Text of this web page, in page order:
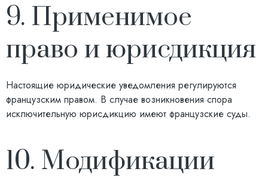
9. Применимое
право и юрисдикция
Настоящие юридические уведомления регулируются
французским правом. В случае возникновения спора
исключительную юрисдикцию имеют французские суды.
10. Модификации